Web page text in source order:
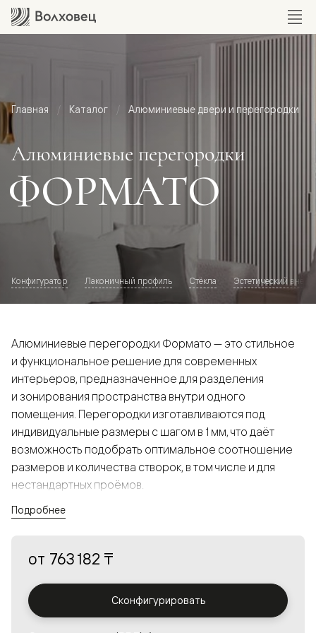
Главная Каталог Алюминиевые двери и перегородки
Алюминиевые перегородки
ФОРМАТО
Конфигуратор Лаконичный профиль Стёкла Эстетический
Алюминиевые перегородки Формато — это стильное
и функциональное решение для современных
интерьеров, предназначенное для разделения
и зонирования пространства внутри одного
помещения. Перегородки изготавливаются под
индивидуальные размеры с шагом в 1 мм, что даёт
возможность подобрать оптимальное соотношение
размеров и количества створок, в том числе и для
нестандартных проёмов.
а большой выбор вставок из стекла с различными
решения в интерьере и варьировать освещённость.
Подробнее
от 763 182 ₸
Сконфигурировать